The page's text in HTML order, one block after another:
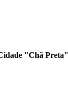
"Chã Preta"